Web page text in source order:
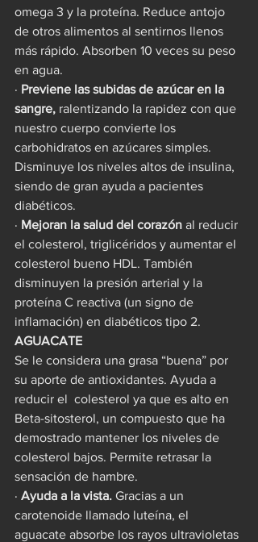
omega 3 y la proteína. Reduce antojo
de otros alimentos al sentirnos llenos
más rápido. Absorben 10 veces su peso
en agua.
· Previene las subidas de azúcar en la
sangre, ralentizando la rapidez con que
nuestro cuerpo convierte los
carbohidratos en azúcares simples.
Disminuye los niveles altos de insulina,
siendo de gran ayuda a pacientes
diabéticos.
· Mejoran la salud del corazón al reducir
el colesterol, triglicéridos y aumentar el
colesterol bueno HDL. También
disminuyen la presión arterial y la
proteína C reactiva (un signo de
inflamación) en diabéticos tipo 2.
AGUACATE
Se le considera una grasa “buena” por
su aporte de antioxidantes. Ayuda a
reducir el  colesterol ya que es alto en
Beta-sitosterol, un compuesto que ha
demostrado mantener los niveles de
colesterol bajos. Permite retrasar la
sensación de hambre.
· Ayuda a la vista. Gracias a un
carotenoide llamado luteína, el
aguacate absorbe los rayos ultravioletas